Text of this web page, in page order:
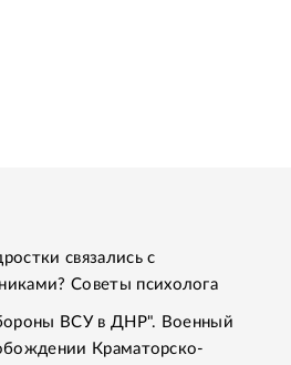
связались с
Советы психолога
ВСУ в ДНР". Военный
Краматорско-